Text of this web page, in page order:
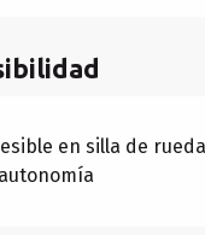
en silla de